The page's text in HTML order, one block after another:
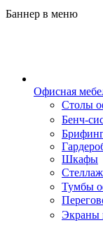
Баннер в меню
Офисная
Cтолы
Бенч-
Шкафы
Тумбы
Экраны